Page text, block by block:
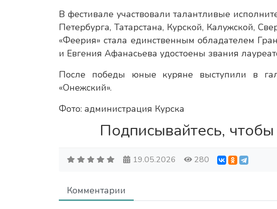
В фестивале участвовали талантливые
Петербурга, Татарстана, Курской, Калужской,
«Феерия» стала единственным обладателем
и Евгения Афанасьева удостоены звания
После победы юные куряне выступили в
«Онежский».
Фото: администрация Курска
Подписывайтесь,
19.05.2026 280
Комментарии